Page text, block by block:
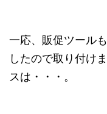
一応、販促ツール
したので取り付け
スは・・・。